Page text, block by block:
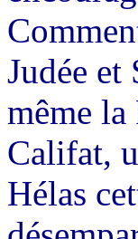
Judée et
même
Califat,
Hélas